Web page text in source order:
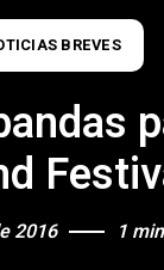
BREVES
2016 1